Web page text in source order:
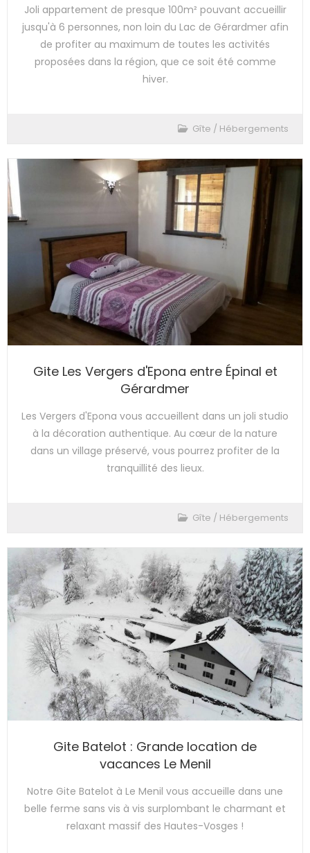
Joli appartement de presque 100m² pouvant accueillir
jusqu'à 6 personnes, non loin du Lac de Gérardmer afin
de profiter au maximum de toutes les activités
proposées dans la région, que ce soit été comme
hiver.
Gîte / Hébergements
Gite Les Vergers d'Epona entre Épinal et
Gérardmer
Les Vergers d'Epona vous accueillent dans un joli studio
à la décoration authentique. Au cœur de la nature
dans un village préservé, vous pourrez profiter de la
tranquillité des lieux.
Gîte / Hébergements
Gite Batelot : Grande location de
vacances Le Menil
Notre Gite Batelot à Le Menil vous accueille dans une
belle ferme sans vis à vis surplombant le charmant et
relaxant massif des Hautes-Vosges !